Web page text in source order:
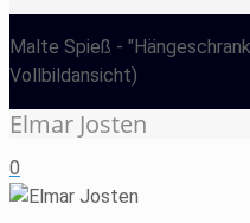
Malte Spieß -
Vollbildansicht)
Elmar Josten
0